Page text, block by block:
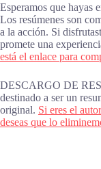
Esperamos que hayas
Los resúmenes son
a la acción. Si
promete una
está el enlace para
DESCARGO DE
destinado a ser un
original. Si eres el
deseas que lo